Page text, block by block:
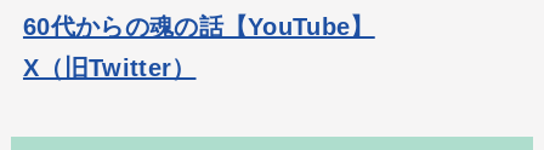
60代からの魂の話【YouTube】
X（旧Twitter）